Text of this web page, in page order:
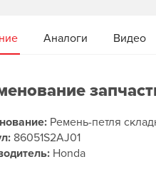
Аналоги Видео
Ремень-петля
86051S2AJ01
Honda